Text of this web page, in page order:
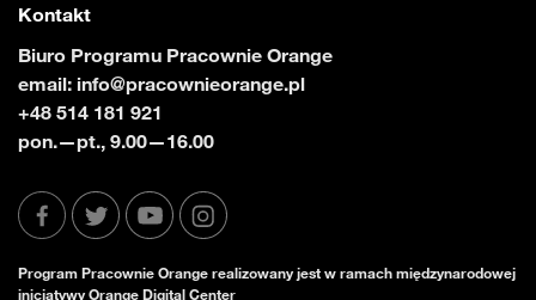
Kontakt
Biuro Programu Pracownie Orange
email: info@pracownieorange.pl
+48 514 181 921
pon.—pt., 9.00—16.00
Program Pracownie Orange realizowany jest w ramach międzynarodowej
inicjatywy Orange Digital Center